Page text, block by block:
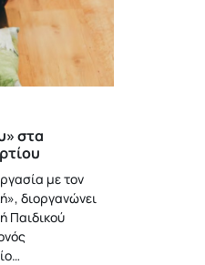
στα
με τον
διοργανώνει
Παιδικού